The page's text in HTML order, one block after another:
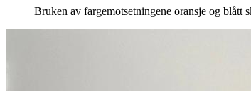
Bruken av fargemotsetningene oransje og blått